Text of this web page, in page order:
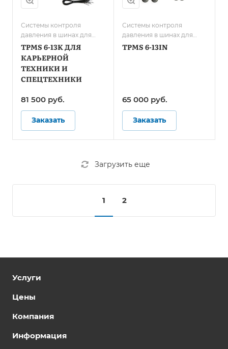
Системы контроля
давления в шинах для
карьерной техники и
спецтранспорта
TPMS 6-13K ДЛЯ
КАРЬЕРНОЙ
ТЕХНИКИ И
СПЕЦТЕХНИКИ
81 500 руб.
Заказать
Системы контроля
давления в шинах для
грузового транспорта/
TPMS 6-13IN
65 000 руб.
Заказать
Загрузить еще
1 2
Услуги
Цены
Компания
Информация